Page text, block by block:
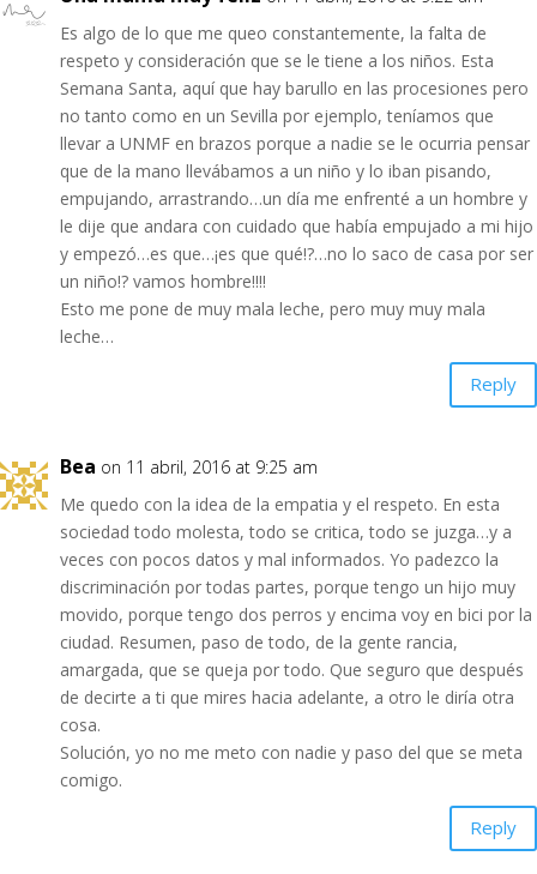
Es algo de lo que me queo constantemente, la falta de
respeto y consideración que se le tiene a los niños. Esta
Semana Santa, aquí que hay barullo en las procesiones pero
no tanto como en un Sevilla por ejemplo, teníamos que
llevar a UNMF en brazos porque a nadie se le ocurria pensar
que de la mano llevábamos a un niño y lo iban pisando,
empujando, arrastrando…un día me enfrenté a un hombre y
le dije que andara con cuidado que había empujado a mi hijo
y empezó…es que…¡es que qué!?…no lo saco de casa por ser
un niño!? vamos hombre!!!!
Esto me pone de muy mala leche, pero muy muy mala
leche…
Reply
Bea on 11 abril, 2016 at 9:25 am
Me quedo con la idea de la empatia y el respeto. En esta
sociedad todo molesta, todo se critica, todo se juzga…y a
veces con pocos datos y mal informados. Yo padezco la
discriminación por todas partes, porque tengo un hijo muy
movido, porque tengo dos perros y encima voy en bici por la
ciudad. Resumen, paso de todo, de la gente rancia,
amargada, que se queja por todo. Que seguro que después
de decirte a ti que mires hacia adelante, a otro le diría otra
cosa.
Solución, yo no me meto con nadie y paso del que se meta
comigo.
Reply